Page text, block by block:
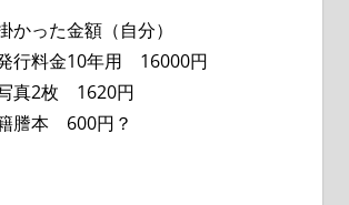
かった金額（自分）
行料金10年用 16000円
真2枚 1620円
謄本 600円？